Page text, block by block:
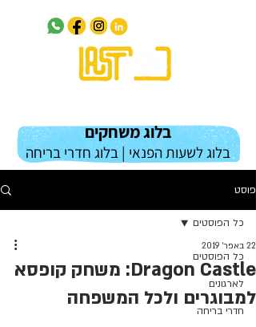
בלוג משחקים
בלוג לשעות הפנאי | בלוג חדרי בריחה
פוסט
כל הפוסטים
לארגונים
חדרי בריחה
כל הפוסטים
Dragon Castle: משחק קופסא
למבוגרים ולכל המשפחה
22 באפר׳ 2019